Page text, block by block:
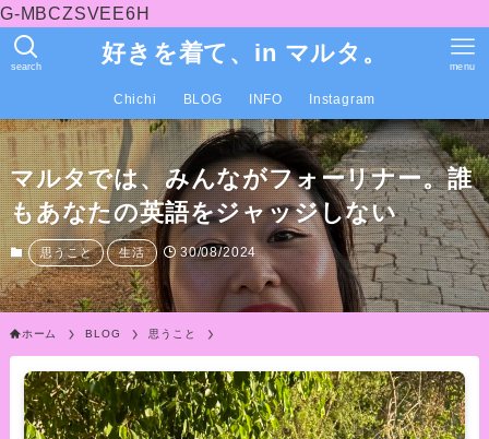
G-MBCZSVEE6H
好きを着て、in マルタ。
search menu
Chichi BLOG INFO Instagram
マルタでは、みんながフォーリナー。誰
もあなたの英語をジャッジしない
思うこと 生活 30/08/2024
ホーム BLOG 思うこと